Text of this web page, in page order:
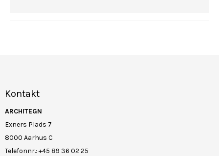
Kontakt
ARCHITEGN
Exners Plads 7
8000 Aarhus C
Telefonnr.: +45 89 36 02 25